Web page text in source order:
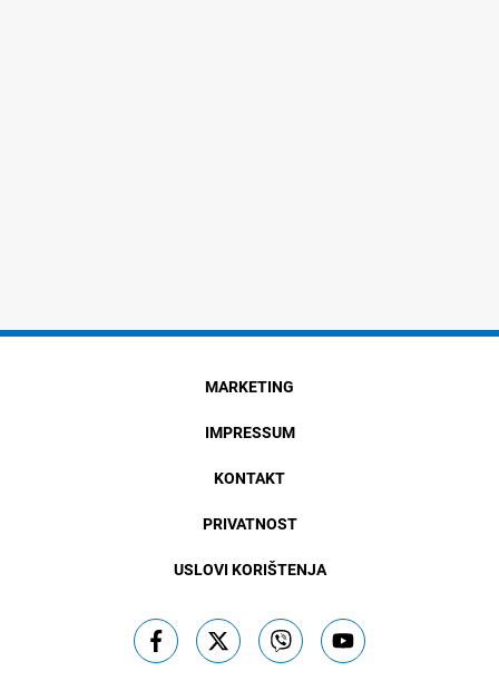
MARKETING
IMPRESSUM
KONTAKT
PRIVATNOST
USLOVI KORIŠTENJA